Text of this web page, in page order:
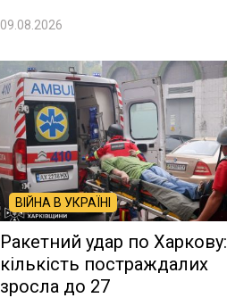
09.08.2026
ВІЙНА В УКРАЇНІ
Ракетний удар по Харкову:
кількість постраждалих
зросла до 27